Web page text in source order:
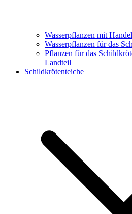
Wasserpflanzen mit
Wasserpflanzen für das
Pflanzen für das
Landteil
Schildkrötenteiche